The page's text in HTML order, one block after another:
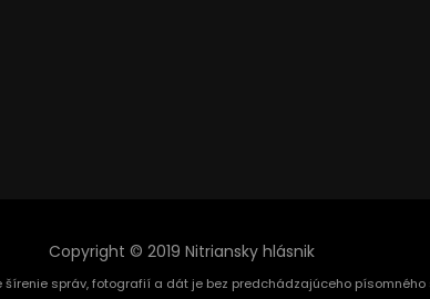
Copyright © 2019 Nitriansky hlásnik
šírenie správ, fotografií a dát je bez predchádzajúceho